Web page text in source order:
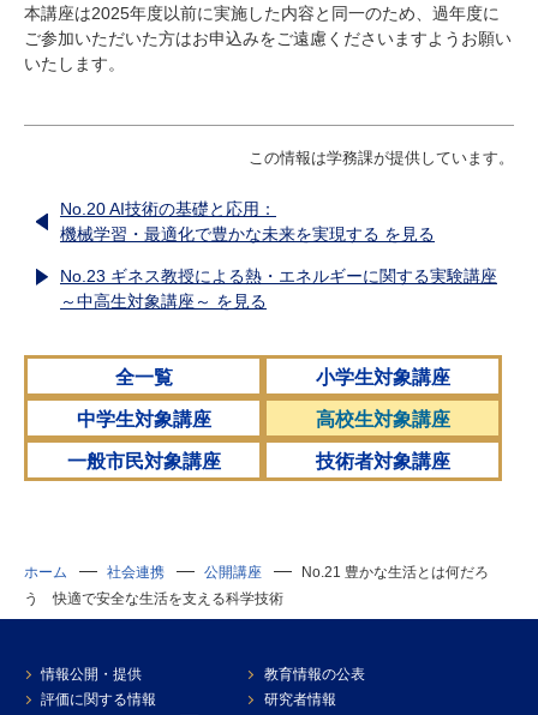
本講座は2025年度以前に実施した内容と同一のため、過年度に
ご参加いただいた方はお申込みをご遠慮くださいますようお願い
いたします。
この情報は学務課が提供しています。
No.20 AI技術の基礎と応用：
機械学習・最適化で豊かな未来を実現する を見る
No.23 ギネス教授による熱・エネルギーに関する実験講座
～中高生対象講座～ を見る
全一覧
小学生対象講座
中学生対象講座
高校生対象講座
一般市民対象講座
技術者対象講座
ホーム 社会連携 公開講座
No.21 豊かな生活とは何だろ
う 快適で安全な生活を支える科学技術
情報公開・提供
教育情報の公表
評価に関する情報
研究者情報